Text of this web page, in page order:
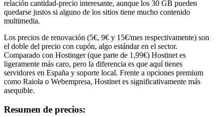
relación cantidad-precio interesante, aunque los 30 GB pueden
quedarse justos si alguno de los sitios tiene mucho contenido
multimedia.
Los precios de renovación (5€, 9€ y 15€/mes respectivamente) son
el doble del precio con cupón, algo estándar en el sector.
Comparado con Hostinger (que parte de 1,99€) Hostinet es
ligeramente más caro, pero la diferencia es que aquí tienes
servidores en España y soporte local. Frente a opciones premium
como Raiola o Webempresa, Hostinet es significativamente más
asequible.
Resumen de precios: